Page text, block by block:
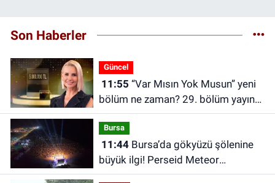
Son Haberler
Güncel
11:55
bölüm ne zaman? 29. bölüm yayın
tarihi belli oldu | Yeni fragman
yayınlandı
Bursa
11:44Bursa’da gökyüzü şölenine
büyük ilgi! Perseid Meteor
Yağmuru’nu 25 bin kişi izledi